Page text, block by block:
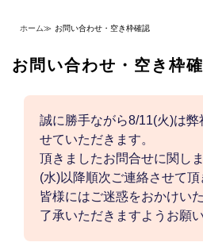
ホーム≫ お問い合わせ・空き枠確認
お問い合わせ・空き枠
誠に勝手ながら8/11(火)は弊
せていただきます。
頂きましたお問合せに関し
(水)以降順次ご連絡させて頂
皆様にはご迷惑をおかけい
了承いただきますようお願